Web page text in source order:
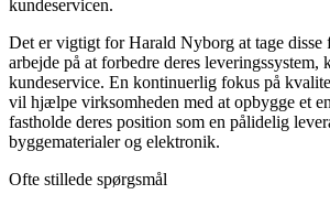
kundeservicen.
Det er vigtigt for Harald Nyborg at tage disse
arbejde på at forbedre deres
kundeservice. En kontinuerlig fokus på
vil hjælpe virksomheden med at opbygge et
fastholde deres position som en pålidelig
byggematerialer og elektronik.
Ofte stillede spørgsmål